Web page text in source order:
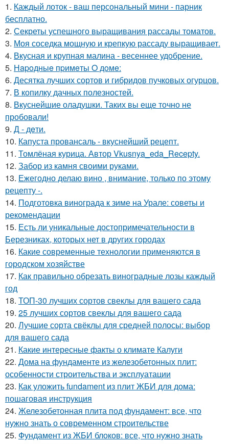
1. Каждый лоток - ваш персональный мини - парник
бесплатно.
2. Секреты успешного выращивания рассады томатов.
3. Моя соседка мощную и крепкую рассаду выращивает.
4. Вкусная и крупная малина - весеннее удобрение.
5. Нapoдныe пpимeты O дoмe:
6. Десятка лучших сортов и гибридов пучковых огурцов.
7. В копилку дачных полезностей.
8. Вкуснейшие оладушки. Таких вы еще точно не
пробовали!
9. Д - дeти.
10. Капуста провансаль - вкуснейший рецепт.
11. Томлёная курица. Автор Vkusnya_eda_Recepty.
12. Забор из камня своими руками.
13. Ежегодно делаю вино , внимание, только по этому
рецепту -.
14. Подготовка винограда к зиме на Урале: советы и
рекомендации
15. Есть ли уникальные достопримечательности в
Березниках, которых нет в других городах
16. Какие современные технологии применяются в
городском хозяйстве
17. Как правильно обрезать виноградные лозы каждый
год
18. ТОП-30 лучших сортов свеклы для вашего сада
19. 25 лучших сортов свеклы для вашего сада
20. Лучшие сорта свёклы для средней полосы: выбор
для вашего сада
21. Какие интересные факты о климате Калуги
22. Дома на фундаменте из железобетонных плит:
особенности строительства и эксплуатации
23. Как уложить fundament из плит ЖБИ для дома:
пошаговая инструкция
24. Железобетонная плита под фундамент: все, что
нужно знать о современном строительстве
25. Фундамент из ЖБИ блоков: все, что нужно знать